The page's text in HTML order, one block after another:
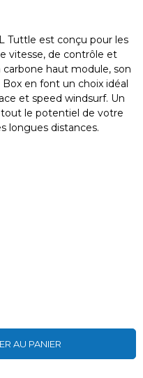
Tuttle est conçu pour les
vitesse, de contrôle et
carbone haut module, son
en font un choix idéal
et speed windsurf. Un
le potentiel de votre
longues distances.
AU PANIER